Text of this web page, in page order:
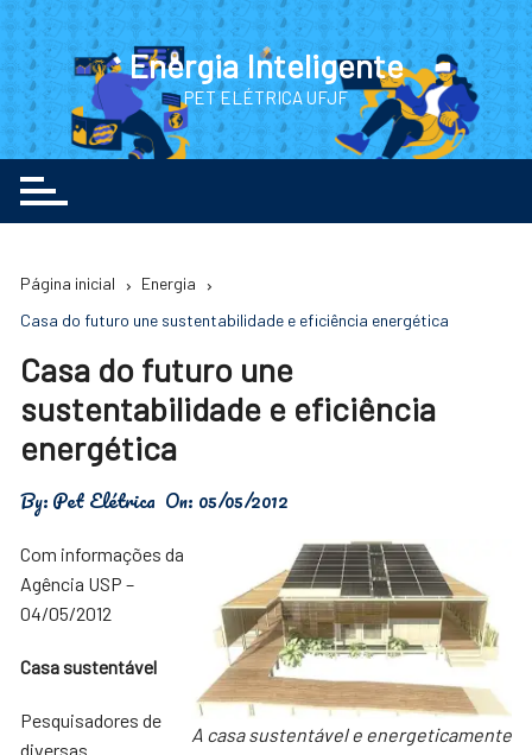
Ir
para
o
conteúdo
Energia Inteligente
PET ELÉTRICA UFJF
Página inicial
Energia
Casa do futuro une sustentabilidade e eficiência energética
Casa do futuro une
sustentabilidade e eficiência
energética
By:Pet Elétrica On: 05/05/2012
A casa sustentável e energeticamente
Com informações da
Agência USP –
04/05/2012
Casa sustentável
Pesquisadores de
diversas